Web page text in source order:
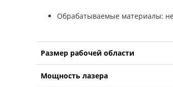
Обрабатываемые материалы:
Размер рабочей области
Мощность лазера